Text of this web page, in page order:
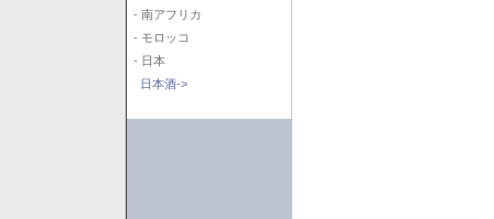
- 南アフリカ
- モロッコ
- 日本
日本酒->